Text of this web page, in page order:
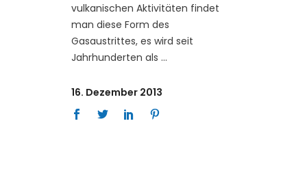
vulkanischen Aktivitäten findet
man diese Form des
Gasaustrittes, es wird seit
Jahrhunderten als
16. Dezember 2013